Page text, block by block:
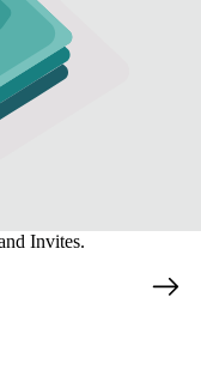
Invites.